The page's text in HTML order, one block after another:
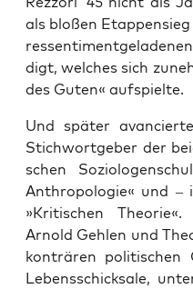
als blo­ßen
digt, wel­ches sich
des Guten« aufspielte.
Und spä­ter
Stich­wort­ge­ber der
schen
Anthro­po­lo­gie« und –
»Kri­ti­schen
Arnold Geh­len und
kon­trä­ren poli­ti­schen
Lebens­schick­sa­le,